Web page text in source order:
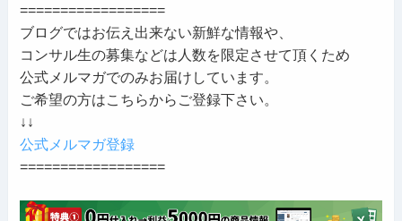
==================
ブログではお伝え出来ない新鮮な情報や、
コンサル生の募集などは人数を限定させて頂くため
公式メルマガでのみお届けしています。
ご希望の方はこちらからご登録下さい。
↓↓
公式メルマガ登録
==================